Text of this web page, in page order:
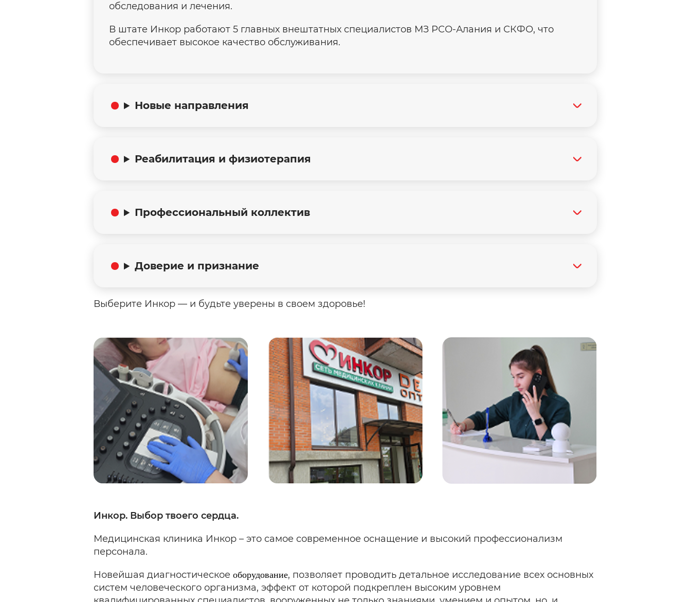
обследования и лечения.
В штате Инкор работают 5 главных внештатных специалистов МЗ РСО-Алания и СКФО, что
обеспечивает высокое качество обслуживания.
Новые направления
Реабилитация и физиотерапия
Профессиональный коллектив
Доверие и признание
Выберите Инкор — и будьте уверены в своем здоровье!
Инкор. Выбор твоего сердца.
Медицинская клиника Инкор – это самое современное оснащение и высокий профессионализм
персонала.
Новейшая диагностическое оборудование, позволяет проводить детальное исследование всех основных
систем человеческого организма, эффект от которой подкреплен высоким уровнем